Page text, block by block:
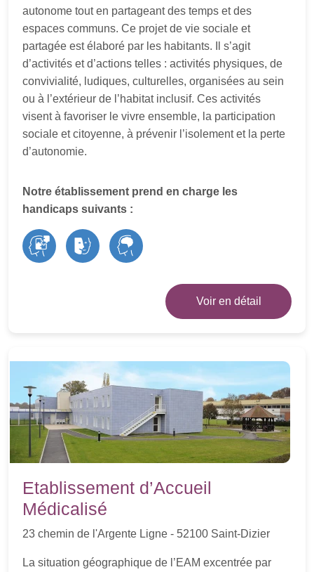
autonome tout en partageant des temps et des
espaces communs. Ce projet de vie sociale et
partagée est élaboré par les habitants. Il s’agit
d’activités et d’actions telles : activités physiques, de
convivialité, ludiques, culturelles, organisées au sein
ou à l’extérieur de l’habitat inclusif. Ces activités
visent à favoriser le vivre ensemble, la participation
sociale et citoyenne, à prévenir l’isolement et la perte
d’autonomie.
Notre établissement prend en charge les
handicaps suivants :
Voir en détail
Etablissement d’Accueil
Médicalisé
23 chemin de l'Argente Ligne - 52100 Saint-Dizier
La situation géographique de l’EAM excentrée par